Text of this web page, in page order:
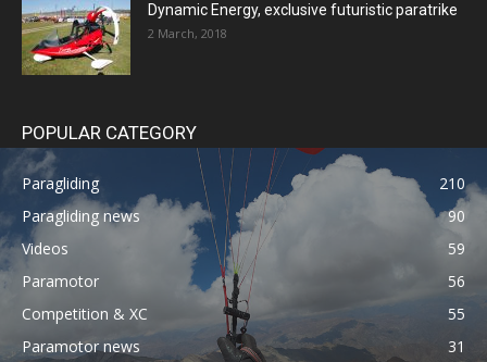
Dynamic Energy, exclusive futuristic paratrike
2 March, 2018
POPULAR CATEGORY
Paragliding
210
Paragliding news
90
Videos
59
Paramotor
56
Competition & XC
55
Paramotor news
31